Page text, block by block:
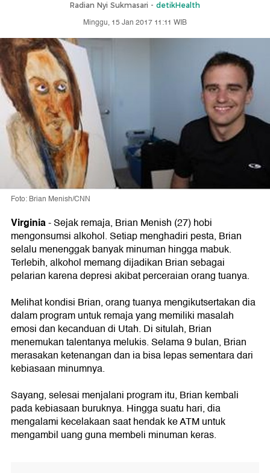
Radian Nyi Sukmasari - detikHealth
Minggu, 15 Jan 2017 11:11 WIB
Foto: Brian Menish/CNN
Virginia- Sejak remaja, Brian Menish (27) hobi
mengonsumsi alkohol. Setiap menghadiri pesta, Brian
selalu menenggak banyak minuman hingga mabuk.
Terlebih, alkohol memang dijadikan Brian sebagai
pelarian karena depresi akibat perceraian orang tuanya.
Melihat kondisi Brian, orang tuanya mengikutsertakan dia
dalam program untuk remaja yang memiliki masalah
emosi dan kecanduan di Utah. Di situlah, Brian
menemukan talentanya melukis. Selama 9 bulan, Brian
merasakan ketenangan dan ia bisa lepas sementara dari
kebiasaan minumnya.
Sayang, selesai menjalani program itu, Brian kembali
pada kebiasaan buruknya. Hingga suatu hari, dia
mengalami kecelakaan saat hendak ke ATM untuk
mengambil uang guna membeli minuman keras.